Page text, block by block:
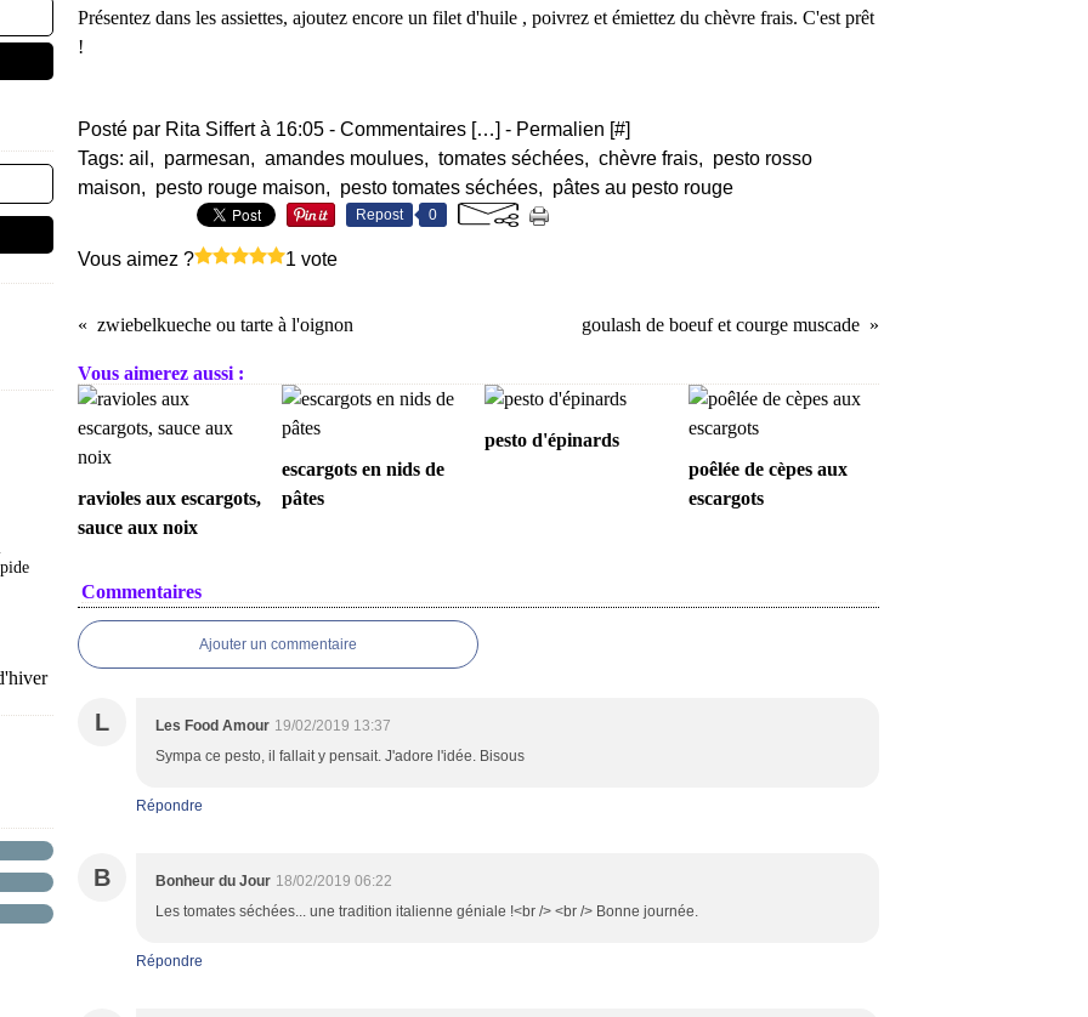
Présentez dans les assiettes, ajoutez encore un filet d'huile , poivrez et émiettez du chèvre frais. C'est prêt
!
Posté par Rita Siffert à 16:05 - Commentaires […] - Permalien [#]
Tags: ail , parmesan, amandes moulues, tomates séchées, chèvre frais, pesto rosso
maison, pesto rouge maison, pesto tomates séchées, pâtes au pesto rouge
Repost 0
Vous aimez ? 1 vote
zwiebelkueche ou tarte à l'oignon goulash de boeuf et courge muscade
Vous aimerez aussi :
ravioles aux escargots,
sauce aux noix
escargots en nids de
pâtes
pesto d'épinards
poêlée de cèpes aux
escargots
Commentaires
Ajouter un commentaire
L Les Food Amour 19/02/2019 13:37
Sympa ce pesto, il fallait y pensait. J'adore l'idée. Bisous
Répondre
B Bonheur du Jour 18/02/2019 06:22
Les tomates séchées... une tradition italienne géniale !<br /> <br /> Bonne journée.
Répondre